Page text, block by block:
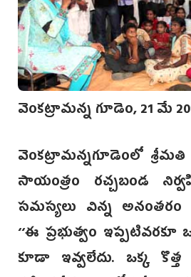
వెంకట్రామన్న గూడెం, 21 మే
వెంకట్రామన్నగూడెంలో
సాయంత్రం రచ్చబండ
సమస్యలు విన్న
‘‘ఈ ప్రభుత్వం ఇప్పటివరకూ
కూడా ఇవ్వలేదు. ఒక్క